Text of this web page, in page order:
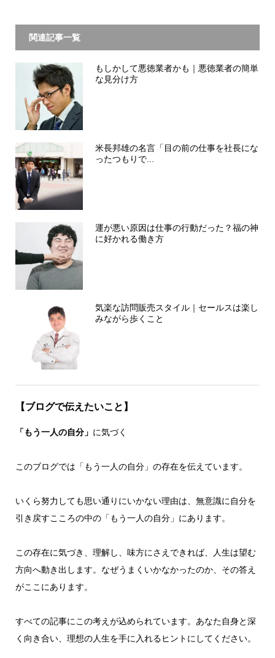
関連記事一覧
もしかして悪徳業者かも｜悪徳業者の簡単
な見分け方
米長邦雄の名言「目の前の仕事を社長にな
ったつもりで...
運が悪い原因は仕事の行動だった？福の神
に好かれる働き方
気楽な訪問販売スタイル｜セールスは楽し
みながら歩くこと
【ブログで伝えたいこと】
「もう一人の自分」 に気づく
このブログでは「もう一人の自分」の存在を伝えています。
いくら努力しても思い通りにいかない理由は、無意識に自分を
引き戻すこころの中の「もう一人の自分」にあります。
この存在に気づき、理解し、味方にさえできれば、人生は望む
方向へ動き出します。なぜうまくいかなかったのか、その答え
がここにあります。
すべての記事にこの考えが込められています。あなた自身と深
く向き合い、理想の人生を手に入れるヒントにしてください。